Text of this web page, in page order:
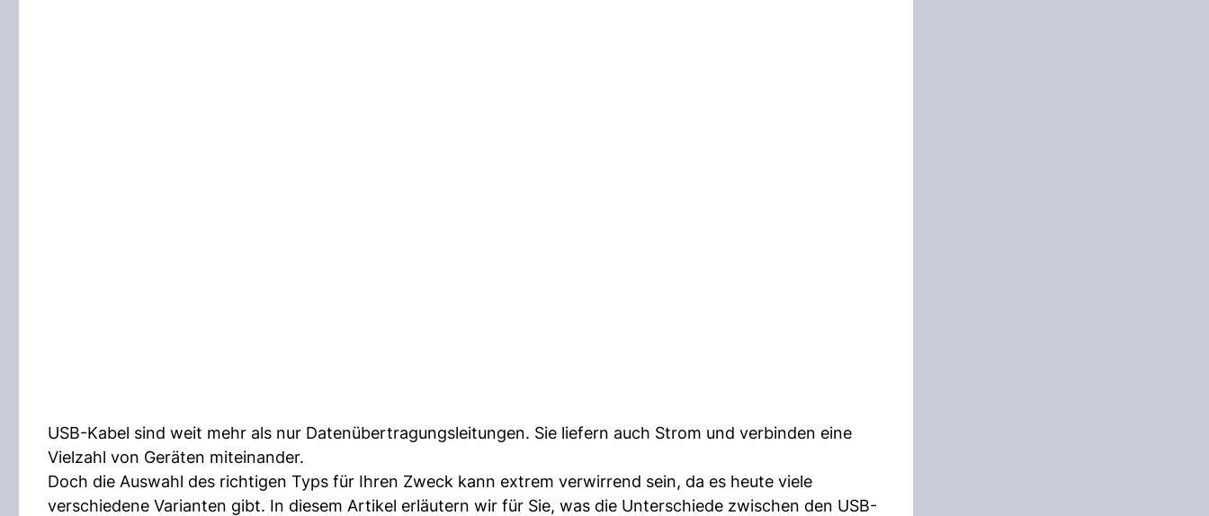
USB-Kabel sind weit mehr als nur Datenübertragungsleitungen. Sie liefern auch Strom und verbinden eine
Vielzahl von Geräten miteinander.
Doch die Auswahl des richtigen Typs für Ihren Zweck kann extrem verwirrend sein, da es heute viele
verschiedene Varianten gibt. In diesem Artikel erläutern wir für Sie, was die Unterschiede zwischen den USB-